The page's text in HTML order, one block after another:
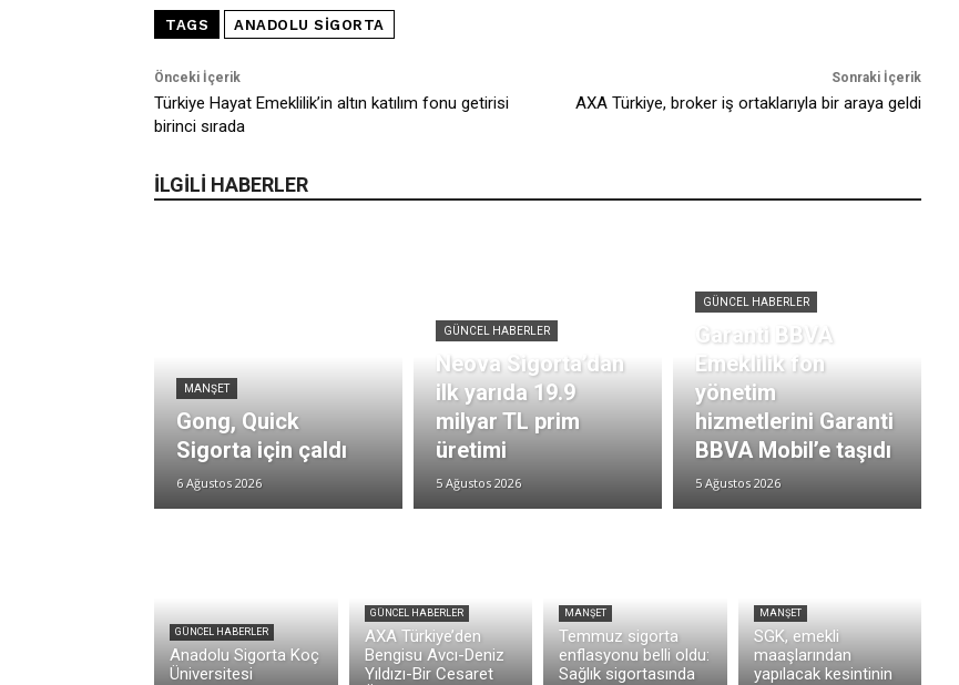
TAGS ANADOLU SIGORTA
Önceki İçerik
Türkiye Hayat Emeklilik’in altın katılım fonu getirisi
birinci sırada
Sonraki İçerik
AXA Türkiye, broker iş ortaklarıyla bir araya geldi
İLGİLİ HABERLER
MANŞET
Gong, Quick
Sigorta için çaldı
6 Ağustos 2026
GÜNCEL HABERLER
Neova Sigorta’dan
ilk yarıda 19.9
milyar TL prim
üretimi
5 Ağustos 2026
GÜNCEL HABERLER
Garanti BBVA
Emeklilik fon
yönetim
hizmetlerini Garanti
BBVA Mobil’e taşıdı
5 Ağustos 2026
GÜNCEL HABERLER
Anadolu Sigorta Koç
Üniversitesi
GÜNCEL HABERLER
AXA Türkiye’den
Bengisu Avcı-Deniz
Yıldızı-Bir Cesaret
MANŞET
Temmuz sigorta
enflasyonu belli oldu:
Sağlık sigortasında
MANŞET
SGK, emekli
maaşlarından
yapılacak kesintinin